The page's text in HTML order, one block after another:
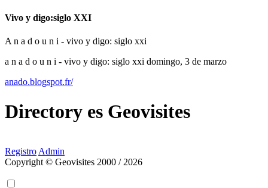
Vivo y digo:siglo XXI
A n a d o u n i - vivo y digo: siglo xxi
a n a d o u n i - vivo y digo: siglo xxi domingo, 3 de marzo
anado.blogspot.fr/
Directory es Geovisites
Registro Admin
Copyright © Geovisites 2000 / 2026